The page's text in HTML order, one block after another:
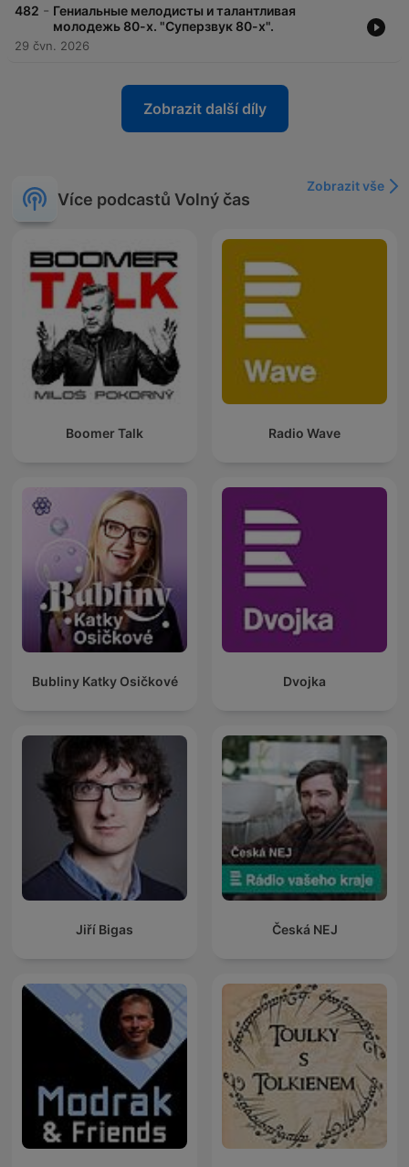
482 - Гениальные мелодисты и талантливая
молодежь 80-х. "Суперзвук 80-х".
29 čvn. 2026
Zobrazit další díly
Více podcastů Volný čas
Zobrazit vše
Boomer Talk Radio Wave
Bubliny Katky Osičkové Dvojka
Jiří Bigas Česká NEJ